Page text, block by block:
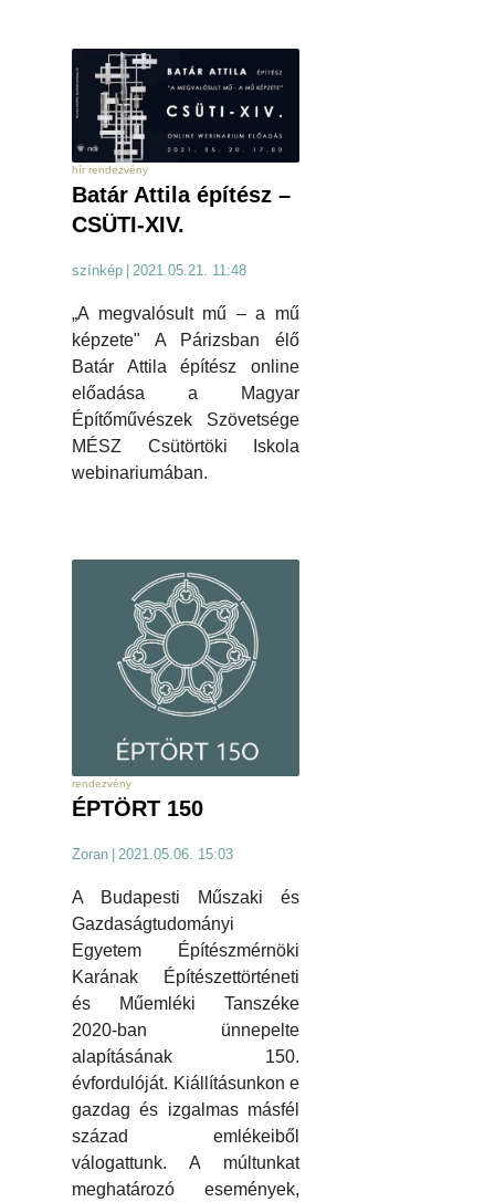
hír rendezvény
Batár Attila építész –
CSÜTI-XIV.
színkép 2021.05.21. 11:48
„A megvalósult mű – a mű
képzete" A Párizsban élő
Batár Attila építész online
előadása a Magyar
Építőművészek Szövetsége
MÉSZ Csütörtöki Iskola
webinariumában.
rendezvény
ÉPTÖRT 150
Zoran 2021.05.06. 15:03
A Budapesti Műszaki és
Gazdaságtudományi
Egyetem Építészmérnöki
Karának Építészettörténeti
és Műemléki Tanszéke
2020-ban ünnepelte
alapításának 150.
évfordulóját. Kiállításunkon e
gazdag és izgalmas másfél
század emlékeiből
válogattunk. A múltunkat
meghatározó események,